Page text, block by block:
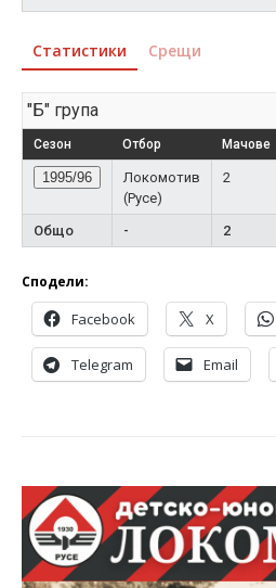
Статистики Срещи
"Б" група
Сезон Отбор Мачове
1995/96
Локомотив
(Русе)
2
Общо - 2
Сподели:
Facebook X
Telegram Email